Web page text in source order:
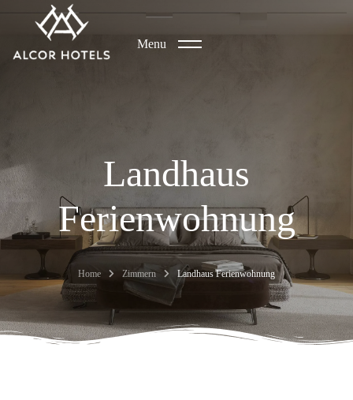
Menu
Landhaus
Ferienwohnung
Home Zimmern Landhaus Ferienwohnung